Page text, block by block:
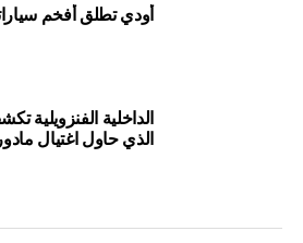
الخامسة من مسابقة بياتلون
الداخلية الفنزويلية تكشف كيف تصدت
الذي حاول اغتيال مادورو
أخبار الشرق الأوسط
بوتين “المتوّج” يعِد
لاغتيال زيلينسكي